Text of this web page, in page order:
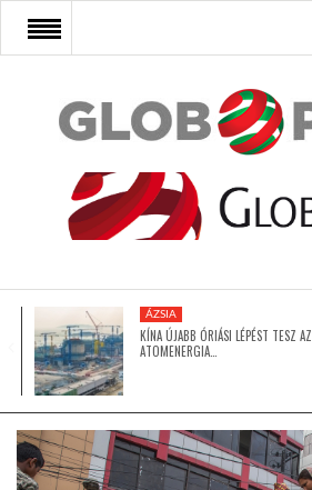
FŐOLDAL
AFRIKA
ÁZSIA
LATIN-AMERIKA
ÁZSIA
KÍNA ÚJABB ÓRIÁSI LÉPÉST TESZ AZ
ATOMENERGIA…